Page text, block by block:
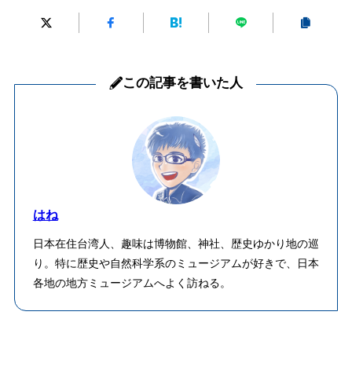
この記事を書いた人
はね
日本在住台湾人、趣味は博物館、神社、歴史ゆかり地の巡
り。特に歴史や自然科学系のミュージアムが好きで、日本
各地の地方ミュージアムへよく訪ねる。